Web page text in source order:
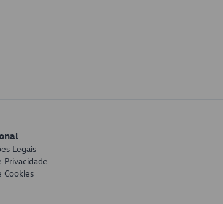
Legais
Privacidade
Cookies